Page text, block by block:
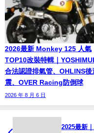
2026最新 Monkey 125 人氣
TOP10改裝特輯｜
合法認證排氣管、OHLINS後
震、OVER Racing防倒球
2026 年 8 月 6 日
2025最新